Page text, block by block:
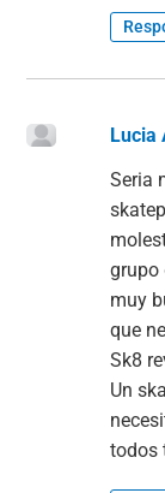
Lucia
Seria
grupo
muy
que
Sk8
Un
todos